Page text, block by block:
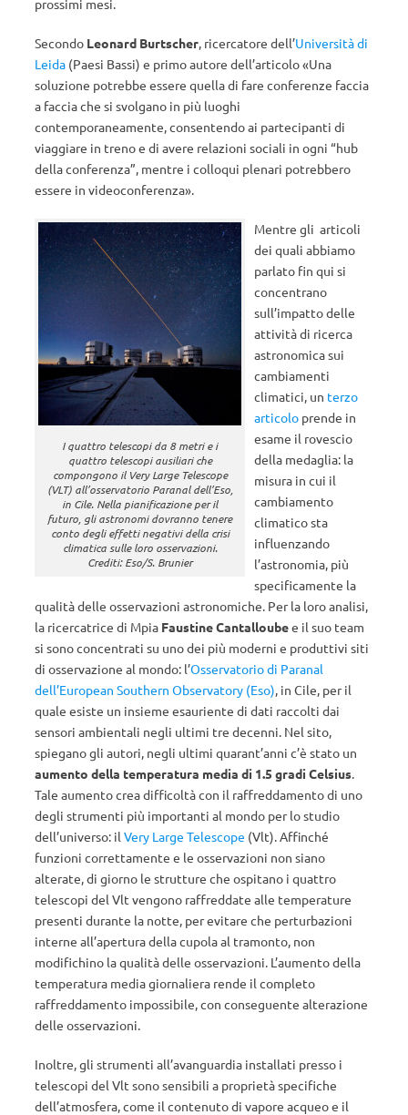
prossimi mesi.
Secondo Leonard Burtscher, ricercatore dell’Università di
Leida (Paesi Bassi) e primo autore dell’articolo «Una
soluzione potrebbe essere quella di fare conferenze faccia
a faccia che si svolgano in più luoghi
contemporaneamente, consentendo ai partecipanti di
viaggiare in treno e di avere relazioni sociali in ogni “hub
della conferenza”, mentre i colloqui plenari potrebbero
essere in videoconferenza».
I quattro telescopi da 8 metri e i
quattro telescopi ausiliari che
compongono il Very Large Telescope
(VLT) all’osservatorio Paranal dell’Eso,
in Cile. Nella pianificazione per il
futuro, gli astronomi dovranno tenere
conto degli effetti negativi della crisi
climatica sulle loro osservazioni.
Crediti: Eso/S. Brunier
Mentre gli articoli
dei quali abbiamo
parlato fin qui si
concentrano
sull’impatto delle
attività di ricerca
astronomica sui
cambiamenti
climatici, un terzo
articolo prende in
esame il rovescio
della medaglia: la
misura in cui il
cambiamento
climatico sta
influenzando
l’astronomia, più
specificamente la
qualità delle osservazioni astronomiche. Per la loro analisi,
la ricercatrice di Mpia Faustine Cantalloubee il suo team
si sono concentrati su uno dei più moderni e produttivi siti
di osservazione al mondo: l’Osservatoriodi Paranal
dell’European Southern Observatory (Eso), in Cile, per il
quale esiste un insieme esauriente di dati raccolti dai
sensori ambientali negli ultimi tre decenni. Nel sito,
spiegano gli autori, negli ultimi quarant’anni c’è stato un
aumento della temperatura media di 1.5 gradi Celsius.
Tale aumento crea difficoltà con il raffreddamento di uno
degli strumenti più importanti al mondo per lo studio
dell’universo: il Very Large Telescope (Vlt). Affinché
funzioni correttamente e le osservazioni non siano
alterate, di giorno le strutture che ospitano i quattro
telescopi del Vlt vengono raffreddate alle temperature
presenti durante la notte, per evitare che perturbazioni
interne all’apertura della cupola al tramonto, non
modifichino la qualità delle osservazioni. L’aumento della
temperatura media giornaliera rende il completo
raffreddamento impossibile, con conseguente alterazione
delle osservazioni.
Inoltre, gli strumenti all’avanguardia installati presso i
telescopi del Vlt sono sensibili a proprietà specifiche
dell’atmosfera, come il contenuto di vapore acqueo e il